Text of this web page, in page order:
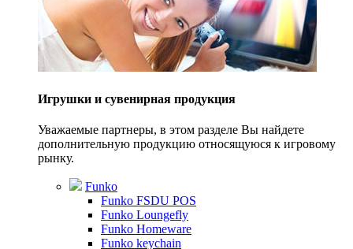
Игрушки и сувенирная продукция
Уважаемые партнеры, в этом разделе Вы найдете
дополнительную продукцию относящуюся к игровому
рынку.
Funko
Funko FSDU POS
Funko Loungefly
Funko Homeware
Funko keychain